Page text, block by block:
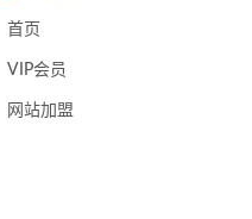
首页
VIP会员
网站加盟